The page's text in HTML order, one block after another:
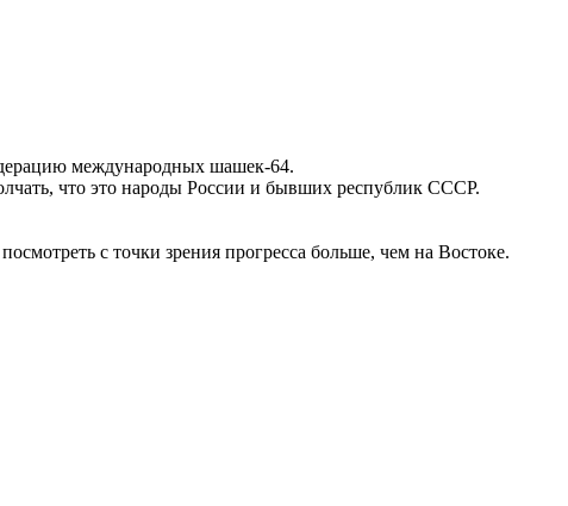
международных шашек-64.
что это народы России и бывших республик СССР.
с точки зрения прогресса больше, чем на Востоке.